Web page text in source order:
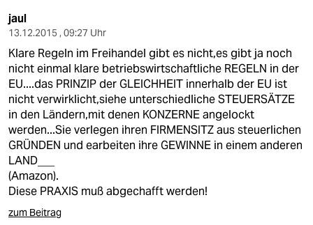
unterstützen
abo
genossenschaft
epaper login
jaul
13.12.2015 , 09:27 Uhr
Klare Regeln im Freihandel gibt es nicht,es gibt ja noch
nicht einmal klare betriebswirtschaftliche REGELN in der
EU....das PRINZIP der GLEICHHEIT innerhalb der EU ist
nicht verwirklicht,siehe unterschiedliche STEUERSÄTZE
in den Ländern,mit denen KONZERNE angelockt
werden...Sie verlegen ihren FIRMENSITZ aus steuerlichen
GRÜNDEN und earbeiten ihre GEWINNE in einem anderen
LAND___
(Amazon).
Diese PRAXIS muß abgechafft werden!
zum Beitrag